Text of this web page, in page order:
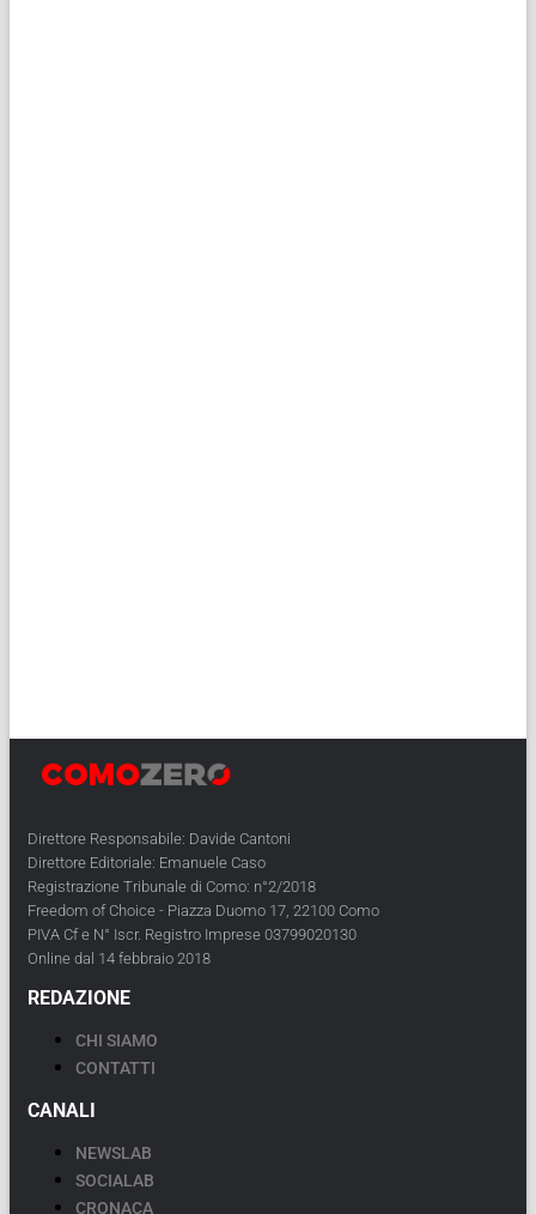
Direttore Responsabile: Davide Cantoni
Direttore Editoriale: Emanuele Caso
Registrazione Tribunale di Como: n°2/2018
Freedom of Choice - Piazza Duomo 17, 22100 Como
PIVA Cf e N° Iscr. Registro Imprese 03799020130
Online dal 14 febbraio 2018
REDAZIONE
CHI SIAMO
CONTATTI
CANALI
NEWSLAB
SOCIALAB
CRONACA